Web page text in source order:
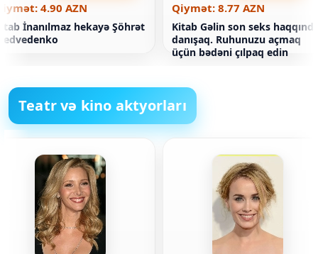
4.90 AZN
İnanılmaz hekayə Şöhrət
Qiymət: 8.77 AZN
Kitab Gəlin son seks
danışaq. Ruhunuzu açmaq
üçün bədəni çılpaq edin
Teatr və kino aktyorları